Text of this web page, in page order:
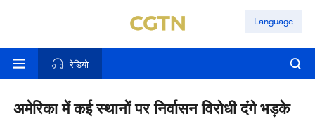
Language
रेडियो
अमेरिका में कई स्थानों पर निर्वासन विरोधी दंगे भड़के